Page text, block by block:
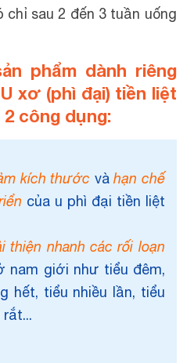
chỉ sau 2 đến 3 tuần uống
phẩm dành riêng
xơ (phì đại) tiền liệt
công dụng:
kích thước vàhạn chế
của u phì đại tiền liệt
thiện nhanh các rối loạn
nam giới như tiểu đêm,
hết, tiểu nhiều lần, tiểu